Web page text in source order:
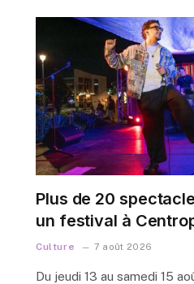
Plus de 20
un festival à
Culture 7 août 2026
Du jeudi 13 au samedi 15